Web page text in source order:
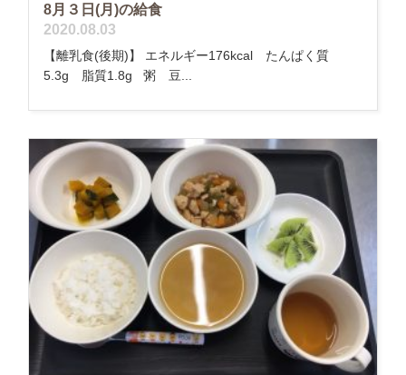
8月３日(月)の給食
2020.08.03
【離乳食(後期)】 エネルギー176kcal たんぱく質
5.3g 脂質1.8g 粥 豆...